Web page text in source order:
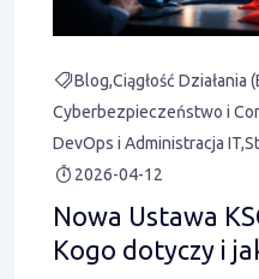
Blog Ciągłość
Cyberbezpieczeństwo i
DevOps i Administracja IT
2026-04-12
Nowa Ustawa
Kogo dotyczy i